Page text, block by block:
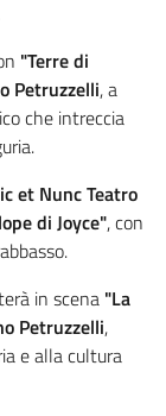
"Terre di
Petruzzelli, a
che intreccia
et Nunc Teatro
di Joyce", con
in scena "La
Petruzzelli,
e alla cultura